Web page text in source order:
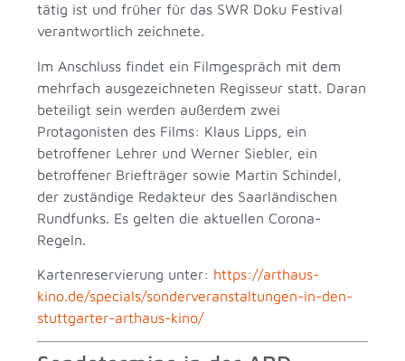
tätig ist und früher für das SWR Doku Festival
verantwortlich zeichnete.
Im Anschluss findet ein Filmgespräch mit dem
mehrfach ausgezeichneten Regisseur statt. Daran
beteiligt sein werden außerdem zwei
Protagonisten des Films: Klaus Lipps, ein
betroffener Lehrer und Werner Siebler, ein
betroffener Briefträger sowie Martin Schindel,
der zuständige Redakteur des Saarländischen
Rundfunks. Es gelten die aktuellen Corona-
Regeln.
Kartenreservierung unter: https://arthaus-
kino.de/specials/sonderveranstaltungen-in-den-
stuttgarter-arthaus-kino/